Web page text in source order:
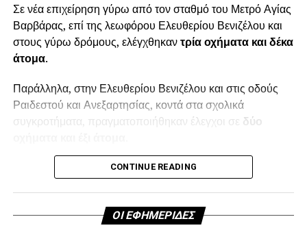
Σε νέα επιχείρηση γύρω από τον σταθμό του Μετρό Αγίας
Βαρβάρας, επί της λεωφόρου Ελευθερίου Βενιζέλου και
στους γύρω δρόμους, ελέγχθηκαντρία οχήματα και δέκα
άτομα.
Παράλληλα, στην Ελευθερίου Βενιζέλου και στις οδούς
Ραιδεστού και Ανεξαρτησίας, κοντά στα σχολικά
συγκροτήματα, πραγματοποιήθηκαν έλεγχοι σε δύο
Συνολικά, κατά τη συγκεκριμένη επιχείρηση ελέγχθηκαν
CONTINUE READING
ΟΙ ΕΦΗΜΕΡΙΔΕΣ